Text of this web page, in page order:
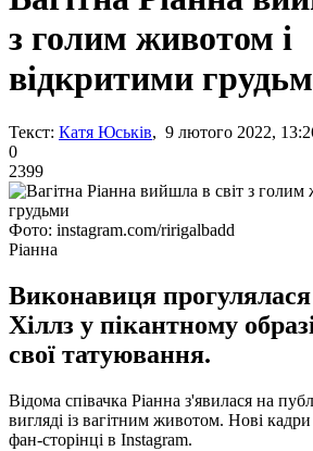
з голим животом і
відкритими
Текст: Катя Юськів, 9 лютого 2022,
0
2399
Фото: instagram.com/ririgalbadd
Ріанна
Виконавиця
Хіллз у пікантному
свої татуювання.
Відома співачка Ріанна з'явилася на
вигляді із вагітним животом. Нові кадри
фан-сторінці в Instagram.